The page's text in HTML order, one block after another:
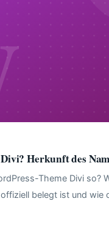
Herkunft des
Theme Divi so?
belegt ist und wie